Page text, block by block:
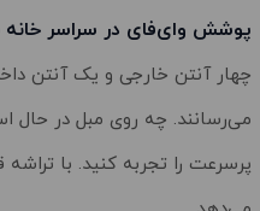
پوشش وای‌فای در سراسر خانه با ۵ آنتن
چهار آنتن خارجی و یک آنتن
می‌رسانند. چه روی مبل در حال